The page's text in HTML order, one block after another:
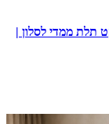
תלת ממדי לסלון |